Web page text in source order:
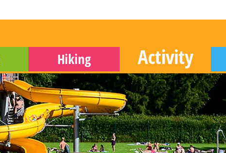
Hiking Activity